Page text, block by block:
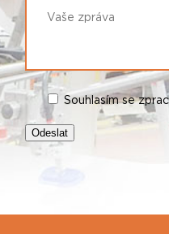
Souhlasím se